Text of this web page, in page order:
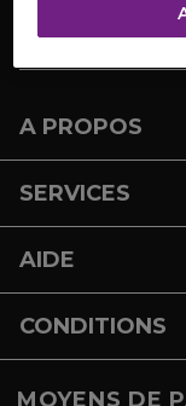
Retrouveznotre
A PROPOS
SERVICES
AIDE
CONDITIONS
MOYENS DE